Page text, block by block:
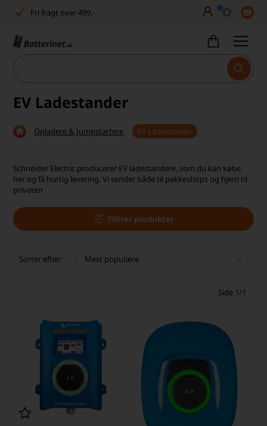
Fri fragt over 499,-
Høj kundetilfredshed
Dag-til-dag levering
Dansk lager
Høj kundetilfredshed
0
EV Ladestander
Opladere & Jumpstartere EV Ladestander
Schneider Electric producerer EV ladestandere, som du kan købe
her og få hurtig levering. Vi sender både til pakkeshops og hjem til
privaten
Filtrer produkter
Sorter efter:
Side 1/1